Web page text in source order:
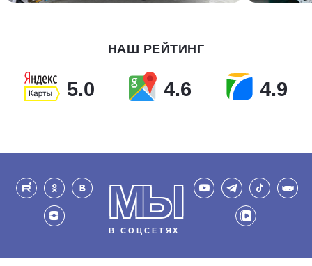
НАШ РЕЙТИНГ
5.0 4.6 4.9
МЫ
В СОЦСЕТЯХ